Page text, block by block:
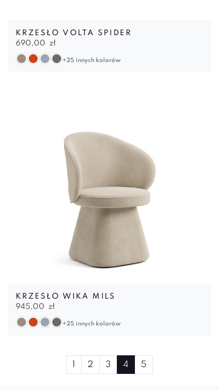
KRZESŁO VOLTA SPIDER
690,00 zł
+25 innych kolorów
KRZESŁO WIKA MILS
945,00 zł
+25 innych kolorów
PagePage
2 Page
3
Current
Page
4 Page
5